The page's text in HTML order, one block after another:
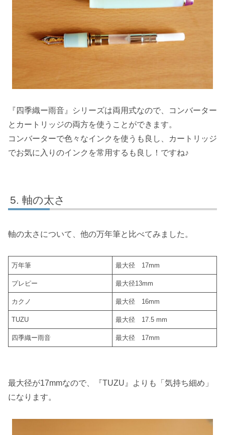
『四季織ー雨音』シリーズは両用式なので、コンバーター
とカートリッジの両方を使うことができます。
コンバーターで色々なインクを使うも良し、カートリッジ
でお気に入りのインクを常用するも良し！ですね♪
軸の太さ
軸の太さについて、他の万年筆と比べてみました。
万年筆 最大径 17mm
プレピー 最大径13mm
カクノ 最大径 16mm
TUZU 最大径 17.5 mm
四季織ー雨音 最大径 17mm
最大径が17mmなので、『TUZU』よりも「気持ち細め」
になります。